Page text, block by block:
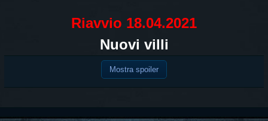
Riavvio 18.04.2021
Nuovi villi
Mostra spoiler